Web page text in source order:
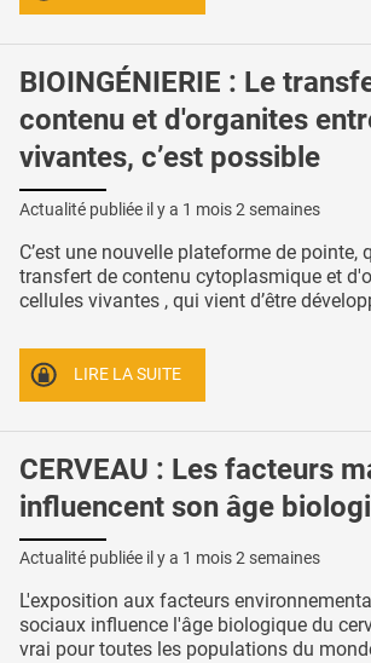
BIOINGÉNIERIE : Le
contenu et d'organites
vivantes, c’est possible
Actualité publiée il y a 1 mois 2 semaines
C’est une nouvelle plateforme de pointe,
transfert de contenu cytoplasmique et
cellules vivantes , qui vient d’être
LIRE LA SUITE
CERVEAU : Les facteurs
influencent son âge
Actualité publiée il y a 1 mois 2 semaines
L'exposition aux facteurs
sociaux influence l'âge biologique du
vrai pour toutes les populations du